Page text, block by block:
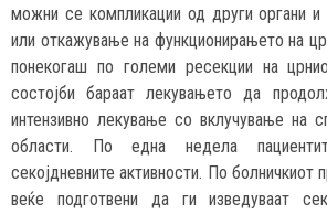
можни се компликации од други органи и
или откажување на функционирањето на
понекогаш по големи ресекции на
состојби бараат лекувањето да
интензивно лекување со вклучување на
области. По една недела
секојдневните активности. По болничкиот
веќе подготвени да ги изведуваат